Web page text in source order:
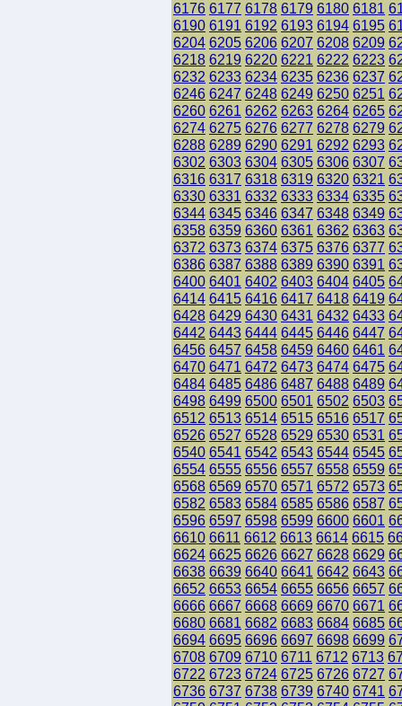
6176 6177 6178 6179 6180 6181
6190 6191 6192 6193 6194 6195
6204 6205 6206 6207 6208 6209
6218 6219 6220 6221 6222 6223
6232 6233 6234 6235 6236 6237
6246 6247 6248 6249 6250 6251
6260 6261 6262 6263 6264 6265
6274 6275 6276 6277 6278 6279
6288 6289 6290 6291 6292 6293
6302 6303 6304 6305 6306 6307
6316 6317 6318 6319 6320 6321
6330 6331 6332 6333 6334 6335
6344 6345 6346 6347 6348 6349
6358 6359 6360 6361 6362 6363
6372 6373 6374 6375 6376 6377
6386 6387 6388 6389 6390 6391
6400 6401 6402 6403 6404 6405
6414 6415 6416 6417 6418 6419
6428 6429 6430 6431 6432 6433
6442 6443 6444 6445 6446 6447
6456 6457 6458 6459 6460 6461
6470 6471 6472 6473 6474 6475
6484 6485 6486 6487 6488 6489
6498 6499 6500 6501 6502 6503
6512 6513 6514 6515 6516 6517
6526 6527 6528 6529 6530 6531
6540 6541 6542 6543 6544 6545
6554 6555 6556 6557 6558 6559
6568 6569 6570 6571 6572 6573
6582 6583 6584 6585 6586 6587
6596 6597 6598 6599 6600 6601
6610 6611 6612 6613 6614 6615
6624 6625 6626 6627 6628 6629
6638 6639 6640 6641 6642 6643
6652 6653 6654 6655 6656 6657
6666 6667 6668 6669 6670 6671
6680 6681 6682 6683 6684 6685
6694 6695 6696 6697 6698 6699
6708 6709 6710 6711 6712 6713
6722 6723 6724 6725 6726 6727
6736 6737 6738 6739 6740 6741